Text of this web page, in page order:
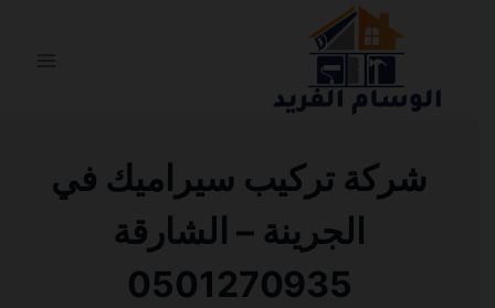
شركة تركيب سيراميك في
الجرينة – الشارقة
0501270935